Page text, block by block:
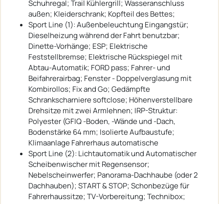
Schuhregal; Trail Kühlergrill; Wasseranschluss
außen; Kleiderschrank; Kopfteil des Bettes;
Sport Line (1): Außenbeleuchtung Eingangstür;
Dieselheizung während der Fahrt benutzbar;
Dinette-Vorhänge; ESP; Elektrische
Feststellbremse; Elektrische Rückspiegel mit
Abtau-Automatik; FORD pass; Fahrer- und
Beifahrerairbag; Fenster - Doppelverglasung mit
Kombirollos; Fix and Go; Gedämpfte
Schrankscharniere softclose; Höhenverstellbare
Drehsitze mit zwei Armlehnen; IRP-Struktur:
Polyester (GFIQ -Boden, -Wände und -Dach,
Bodenstärke 64 mm; Isolierte Aufbaustufe;
Klimaanlage Fahrerhaus automatische
Sport Line (2): Lichtautomatik und Automatischer
Scheibenwischer mit Regensensor;
Nebelscheinwerfer; Panorama-Dachhaube (oder 2
Dachhauben); START & STOP; Schonbezüge für
Fahrerhaussitze; TV-Vorbereitung; Technibox;